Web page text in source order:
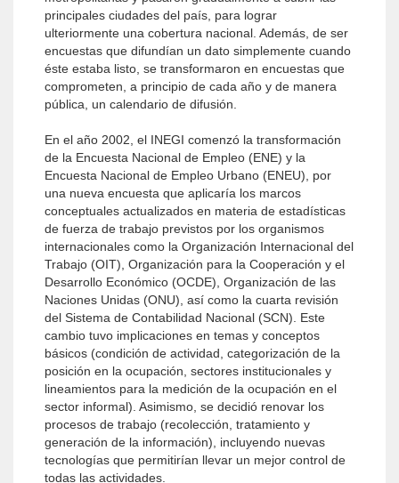
principales ciudades del país, para lograr
ulteriormente una cobertura nacional. Además, de ser
encuestas que difundían un dato simplemente cuando
éste estaba listo, se transformaron en encuestas que
comprometen, a principio de cada año y de manera
pública, un calendario de difusión.
En el año 2002, el INEGI comenzó la transformación
de la Encuesta Nacional de Empleo (ENE) y la
Encuesta Nacional de Empleo Urbano (ENEU), por
una nueva encuesta que aplicaría los marcos
conceptuales actualizados en materia de estadísticas
de fuerza de trabajo previstos por los organismos
internacionales como la Organización Internacional del
Trabajo (OIT), Organización para la Cooperación y el
Desarrollo Económico (OCDE), Organización de las
Naciones Unidas (ONU), así como la cuarta revisión
del Sistema de Contabilidad Nacional (SCN). Este
cambio tuvo implicaciones en temas y conceptos
básicos (condición de actividad, categorización de la
posición en la ocupación, sectores institucionales y
lineamientos para la medición de la ocupación en el
sector informal). Asimismo, se decidió renovar los
procesos de trabajo (recolección, tratamiento y
generación de la información), incluyendo nuevas
tecnologías que permitirían llevar un mejor control de
todas las actividades.